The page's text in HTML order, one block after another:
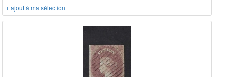
+ ajout à ma sélection